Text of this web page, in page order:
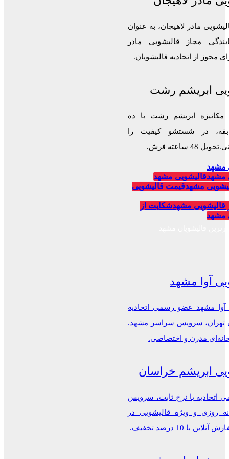
مادر لاهیجان، به عنوان
مجاز قالیشویی مادر
مجوز از اتحادیه قالیشویان.
ابریشم رشت
مکانیزه ابریشم رشت با ده
در شستشو کیفیت را
48 ساعته فرش.
مشهد
مشهدقالیشویی مشهد
مشهدقیمت قالیشویی
قالیشویی مشهدشکایت از
مشهد
آوا مشهد
آوا مشهد عضو رسمی اتحادیه
تهران، سرویس سراسر مشهد.
مدرن و اختصاصی.
ابریشم خراسان
اتحادیه با نرخ ثابت، سرویس
روزی و ویژه قالیشویی در
با 10 درصد تخفیف.